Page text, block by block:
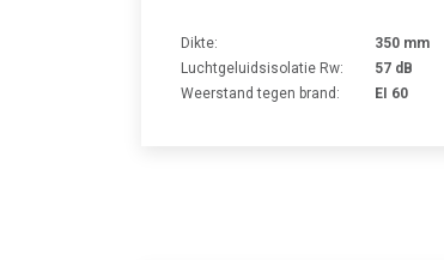
Dikte:
350 mm
Luchtgeluidsisolatie Rw:
57 dB
Weerstand tegen brand:
EI 60